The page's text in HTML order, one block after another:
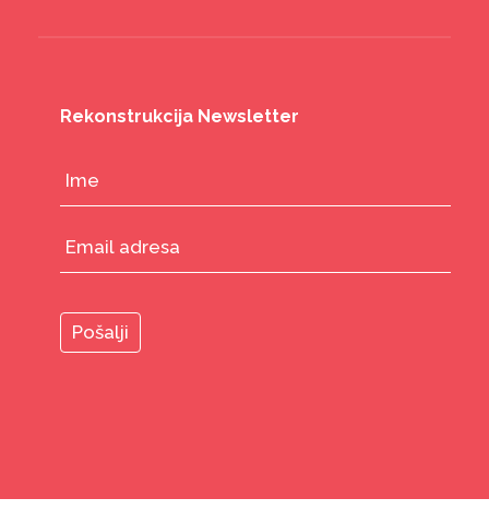
Rekonstrukcija Newsletter